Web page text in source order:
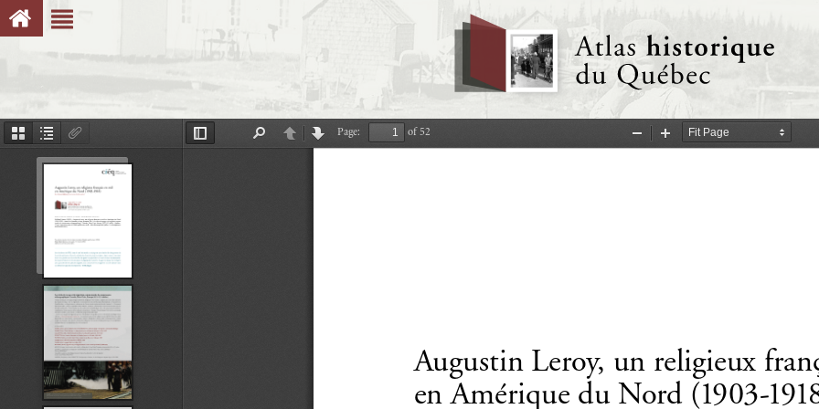
ThumbnailsDocument
Outline
Toggle
PreviousNext
Page: of 52
Zoom
Zoom
Augustin Leroy, un religieux
en Amérique du Nord   (19 03 -